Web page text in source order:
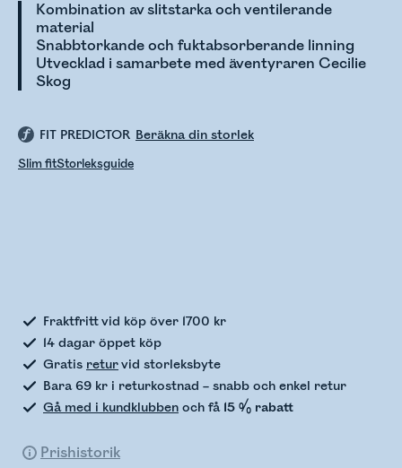
Kombination av slitstarka och ventilerande
material
Snabbtorkande och fuktabsorberande linning
Utvecklad i samarbete med äventyraren Cecilie
Skog
FIT PREDICTOR Beräkna din storlek
Slim fitStorleksguide
Fraktfritt vid köp över 1700 kr
14 dagar öppet köp
Gratis returvid storleksbyte
Bara 69 kr i returkostnad – snabb och enkel retur
Gå med i kundklubben och få 15 % rabatt
Prishistorik